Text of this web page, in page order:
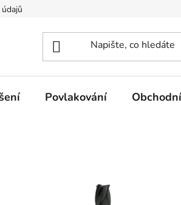
Povlakování